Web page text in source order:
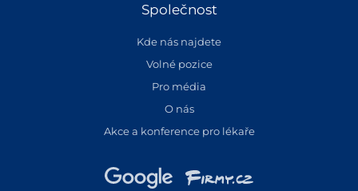
Společnost
Kde nás najdete
Volné pozice
Pro média
O nás
Akce a konference pro lékaře